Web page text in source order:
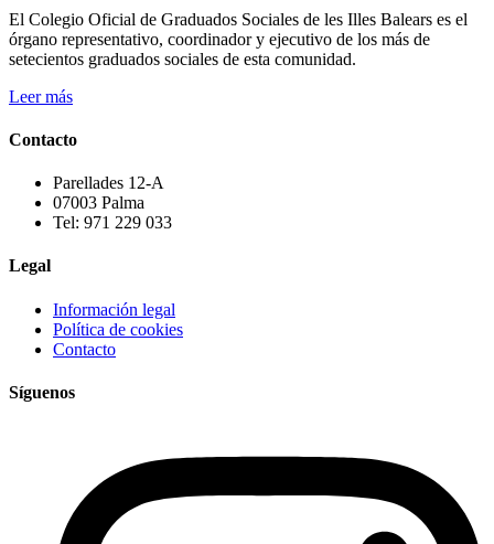
El Colegio Oficial de Graduados Sociales de les Illes Balears es el
órgano representativo, coordinador y ejecutivo de los más de
setecientos graduados sociales de esta comunidad.
Leer más
Contacto
Parellades 12-A
07003 Palma
Tel: 971 229 033
Legal
Información legal
Política de cookies
Contacto
Síguenos